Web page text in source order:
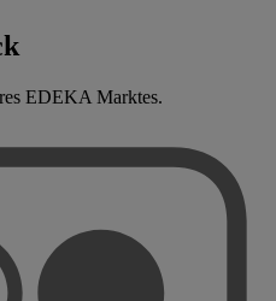
EDEKA Marktes.